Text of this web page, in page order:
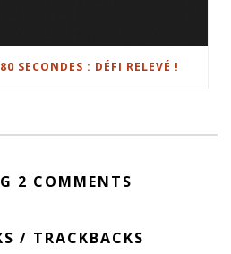
SECONDES : DÉFI RELEVÉ !
2 COMMENTS
/ TRACKBACKS